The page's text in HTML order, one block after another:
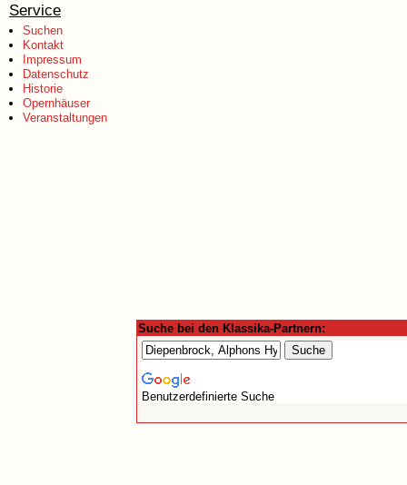
Service
Suchen
Kontakt
Impressum
Datenschutz
Historie
Opernhäuser
Veranstaltungen
Suche bei den Klassika-Partnern:
Benutzerdefinierte Suche